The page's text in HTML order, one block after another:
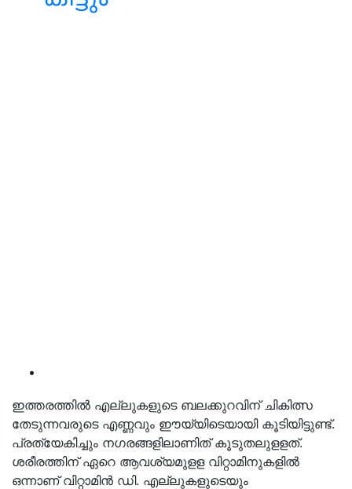
ഇത്തരത്തില്‍ എല്ലുകളുടെ ബലക്കുറവിന് ചികിത്സ
തേടുന്നവരുടെ എണ്ണവും ഈയ്യിടെയായി കൂടിയിട്ടുണ്ട്.
പ്രത്യേകിച്ചും നഗരങ്ങളിലാണിത് കൂടുതലുളളത്.
ശരീരത്തിന് ഏറെ ആവശ്യമുളള വിറ്റാമിനുകളില്‍
ഒന്നാണ് വിറ്റാമിന്‍ ഡി. എല്ലുകളുടെയും